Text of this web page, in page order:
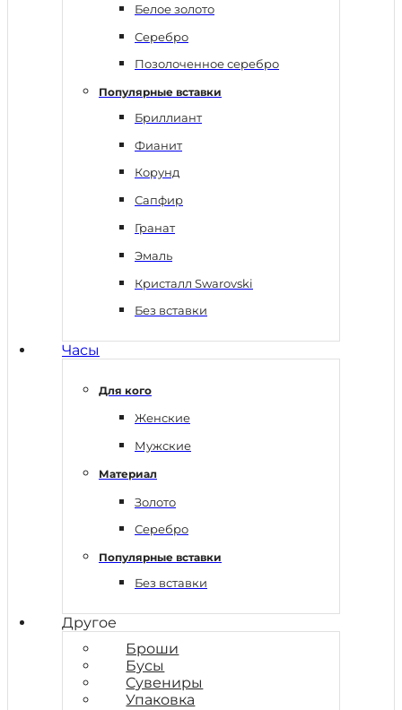
Белое золото
Серебро
Позолоченное серебро
Популярные вставки
Бриллиант
Фианит
Корунд
Сапфир
Гранат
Эмаль
Кристалл Swarovski
Без вставки
Часы
Для кого
Женские
Мужские
Материал
Золото
Серебро
Популярные вставки
Без вставки
Другое
Броши
Бусы
Сувениры
Упаковка